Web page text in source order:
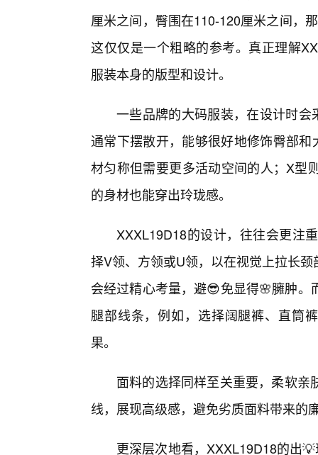
厘米之间，臀围在110-120厘米之间，
这仅仅是一个粗略的参考。真正理解
服装本身的版型和设计。
一些品牌的大码服装，在设计时
通常下摆散开，能够很好地修饰臀部
材匀称但需要更多活动空间的人；X型
的身材也能穿出玲珑感。
XXXL19D18的设计，往往会更注
择V领、方领或U领，以在视觉上拉长
会经过精心考量，避😎免显得🌸臃肿
腿部线条，例如，选择阔腿裤、直筒
果。
面料的选择同样至关重要，柔软
线，展现高级感，避免劣质面料带来的
更深层次地看，XXXL19D18的出